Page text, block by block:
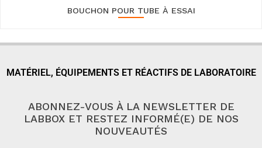
BOUCHON POUR TUBE À ESSAI
MATÉRIEL, ÉQUIPEMENTS ET RÉACTIFS DE LABORATOIRE
ABONNEZ-VOUS À LA NEWSLETTER DE
LABBOX ET RESTEZ INFORMÉ(E) DE NOS
NOUVEAUTÉS